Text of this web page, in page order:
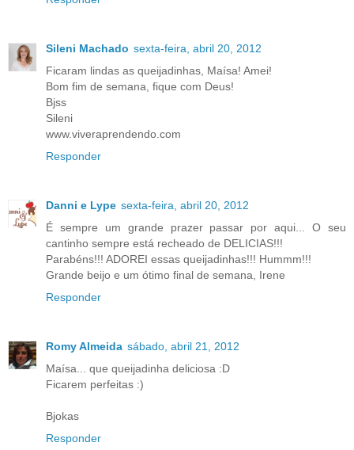
Sileni Machado sexta-feira, abril 20, 2012
Ficaram lindas as queijadinhas, Maísa! Amei!
Bom fim de semana, fique com Deus!
Bjss
Sileni
www.viveraprendendo.com
Responder
Danni e Lype sexta-feira, abril 20, 2012
É sempre um grande prazer passar por aqui... O seu
cantinho sempre está recheado de DELICIAS!!!
Parabéns!!! ADOREI essas queijadinhas!!! Hummm!!!
Grande beijo e um ótimo final de semana, Irene
Responder
Romy Almeida sábado, abril 21, 2012
Maísa... que queijadinha deliciosa :D
Ficarem perfeitas :)
Bjokas
Responder